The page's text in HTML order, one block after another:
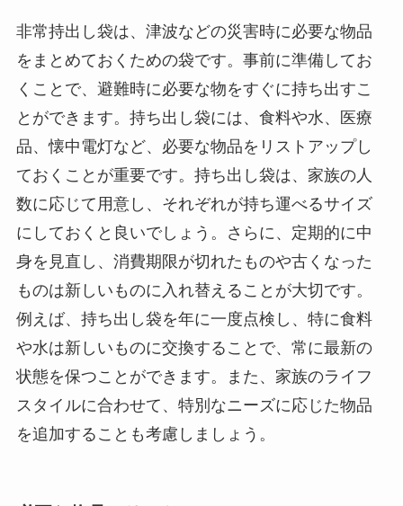
非常持出し袋は、津波などの災害時に必要な物品
をまとめておくための袋です。事前に準備してお
くことで、避難時に必要な物をすぐに持ち出すこ
とができます。持ち出し袋には、食料や水、医療
品、懐中電灯など、必要な物品をリストアップし
ておくことが重要です。持ち出し袋は、家族の人
数に応じて用意し、それぞれが持ち運べるサイズ
にしておくと良いでしょう。さらに、定期的に中
身を見直し、消費期限が切れたものや古くなった
ものは新しいものに入れ替えることが大切です。
例えば、持ち出し袋を年に一度点検し、特に食料
や水は新しいものに交換することで、常に最新の
状態を保つことができます。また、家族のライフ
スタイルに合わせて、特別なニーズに応じた物品
を追加することも考慮しましょう。